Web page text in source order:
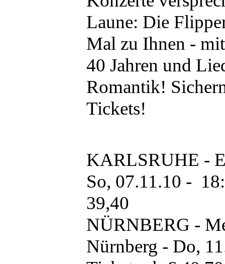
Laune: Die
Mal zu Ihnen -
40 Jahren und
Romantik!
Tickets!
KARLSRUHE -
So, 07.11.10 -
39,40
NÜRNBERG -
Nürnberg - Do,